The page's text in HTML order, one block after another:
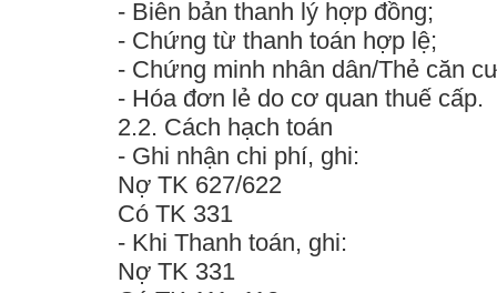
- Biên bản thanh lý hợp đồng;
- Chứng từ thanh toán hợp lệ;
- Chứng minh nhân dân/Thẻ căn
- Hóa đơn lẻ do cơ quan thuế cấp.
2.2. Cách hạch toán
- Ghi nhận chi phí, ghi:
Nợ TK 627/622
Có TK 331
- Khi Thanh toán, ghi:
Nợ TK 331